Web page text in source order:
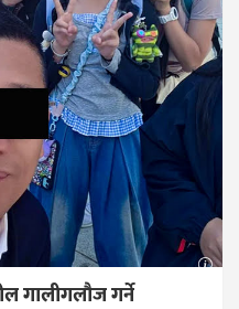
गालीगलौज गर्ने